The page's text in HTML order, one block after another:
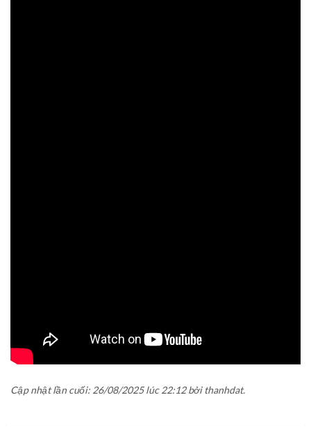
Cập nhật lần cuối: 26/08/2025 lúc 22:12 bởi thanhdat.